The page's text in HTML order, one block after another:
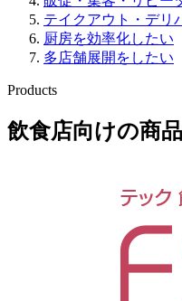
テイクアウト・デリ
厨房を効率化したい
多店舗展開をしたい
Products
飲食店向けの商品